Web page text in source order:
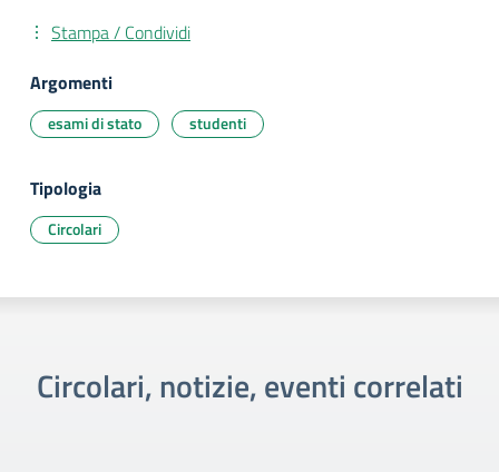
Stampa / Condividi
Argomenti
esami di stato studenti
Tipologia
Circolari
Circolari, notizie, eventi correlati